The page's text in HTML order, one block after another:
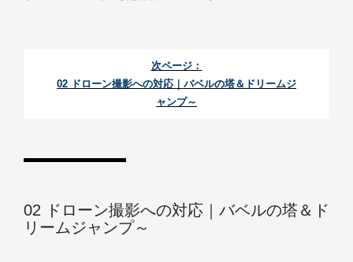
次ページ：
02 ドローン撮影への対応｜バベルの塔＆ドリームジ
ャンプ～
02 ドローン撮影への対応｜バベルの塔＆ド
リームジャンプ～